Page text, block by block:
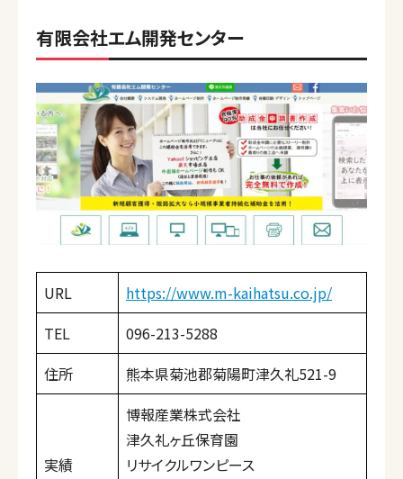
有限会社エム開発センター
URL
https://www.m-kaihatsu.co.jp/
TEL
096-213-5288
住所
熊本県菊池郡菊陽町津久礼521-9
実績
博報産業株式会社
津久礼ヶ丘保育園
リサイクルワンピース